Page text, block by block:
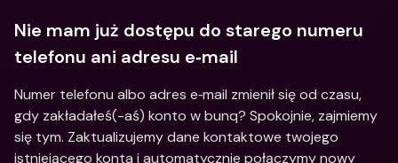
Nie mam już dostępu do starego numeru
telefonu ani adresu e‑mail
Numer telefonu albo adres e‑mail zmienił się od czasu,
gdy zakładałeś(-aś) konto w bunq? Spokojnie, zajmiemy
się tym. Zaktualizujemy dane kontaktowe twojego
istniejącego konta i automatycznie połączymy nowy